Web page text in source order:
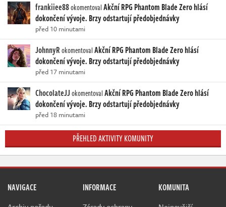
frankiiee88okomentovalAkční RPG Phantom Blade Zero hlásí
dokončení vývoje. Brzy odstartují předobjednávky
před 10 minutami
JohnnyRokomentovalAkční RPG Phantom Blade Zero hlásí
dokončení vývoje. Brzy odstartují předobjednávky
před 17 minutami
ChocolateJJokomentovalAkční RPG Phantom Blade Zero hlásí
dokončení vývoje. Brzy odstartují předobjednávky
před 18 minutami
PŘEHLED AKTIVITY KOMUNITY
NAVIGACE INFORMACE KOMUNITA